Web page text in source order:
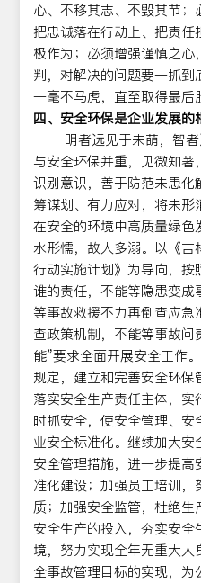
心、不移其志、不毁其节；
把忠诚落在行动上、把责
极作为；必须增强谨慎之
判，对解决的问题要一抓
一毫不马虎，直至取得最后
四、安全环保是企业发展的
明者远见于未萌，智者
与安全环保并重，见微知
识别意识，善于防范未患
筹谋划、有力应对，将未
在安全的环境中高质量绿色
水形懦，故人多溺。以《
行动实施计划》为导向，按
谁的责任，不能等隐患变
等事故救援不力再倒查应
查政策机制，不能等事故问
能”要求全面开展安全工作
规定，建立和完善安全环
落实安全生产责任主体，
时抓安全，使安全管理、
业安全标准化。继续加大
安全管理措施，进一步提
准化建设；加强员工培训
质；加强安全监管，杜绝
安全生产的投入，夯实安
境，努力实现全年无重大
全事故管理目标的实现，